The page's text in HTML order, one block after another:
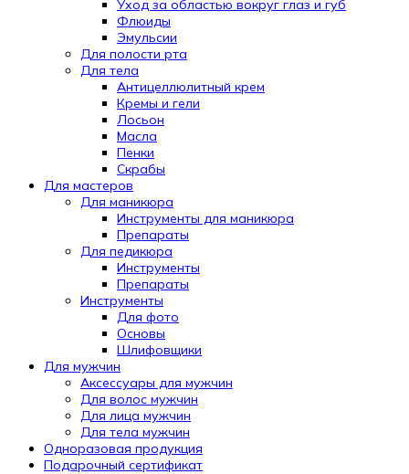
Уход за областью вокруг глаз и губ
Флюиды
Эмульсии
Для полости рта
Для тела
Антицеллюлитный крем
Кремы и гели
Лосьон
Масла
Пенки
Скрабы
Для мастеров
Для маникюра
Инструменты для маникюра
Препараты
Для педикюра
Инструменты
Препараты
Инструменты
Для фото
Основы
Шлифовщики
Для мужчин
Аксессуары для мужчин
Для волос мужчин
Для лица мужчин
Для тела мужчин
Одноразовая продукция
Подарочный сертификат